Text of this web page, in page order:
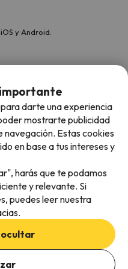
la disponibilidad
y Android.
importante
darte una experiencia
mostrarte publicidad
Estas cookies
en base a tus intereses y
harás que te podamos
y relevante. Si
puedes leer nuestra